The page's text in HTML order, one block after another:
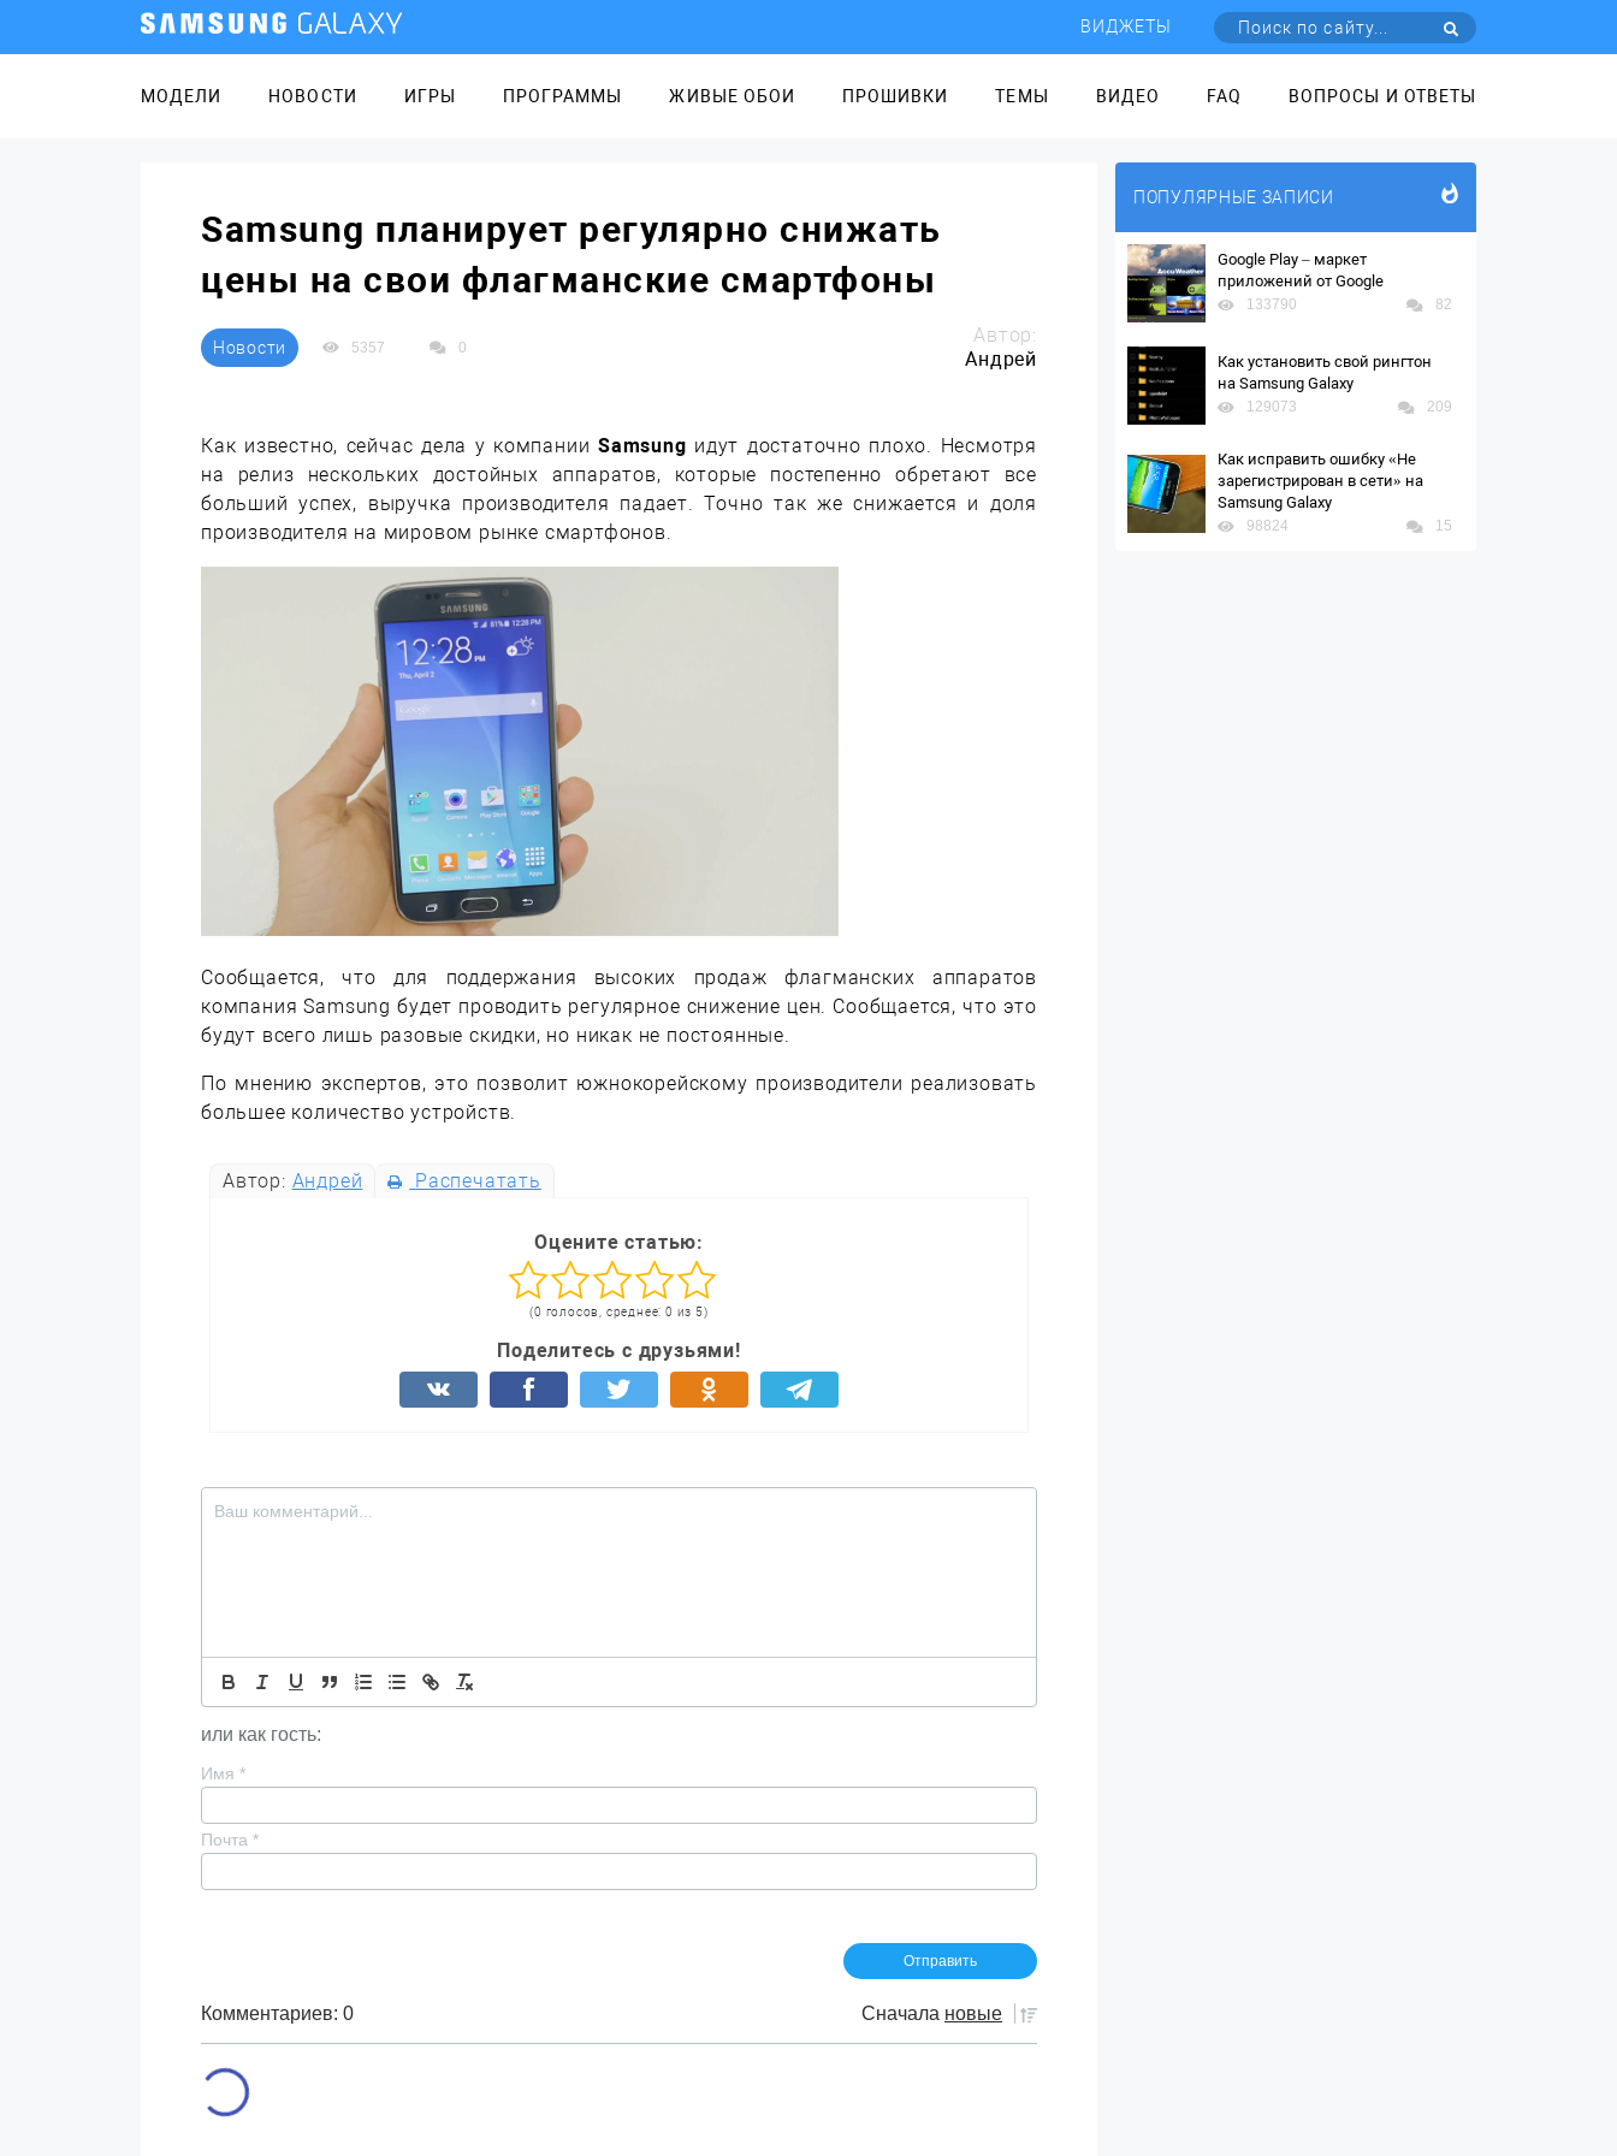
ВИДЖЕТЫ
МОДЕЛИ НОВОСТИ ИГРЫ ПРОГРАММЫ ЖИВЫЕ ОБОИ ПРОШИВКИ ТЕМЫ ВИДЕО FAQ ВОПРОСЫ И ОТВЕТЫ
Samsung планирует регулярно снижать
цены на свои флагманские смартфоны
Новости 5357 0
Автор:
Андрей
Как известно, сейчас дела у компании Samsung идут достаточно плохо. Несмотря
на релиз нескольких достойных аппаратов, которые постепенно обретают все
больший успех, выручка производителя падает. Точно так же снижается и доля
производителя на мировом рынке смартфонов.
Сообщается, что для поддержания высоких продаж флагманских аппаратов
компания Samsung будет проводить регулярное снижение цен. Сообщается, что это
будут всего лишь разовые скидки, но никак не постоянные.
По мнению экспертов, это позволит южнокорейскому производители реализовать
большее количество устройств.
Автор: Андрей Распечатать
Оцените статью:
(0 голосов, среднее: 0 из 5)
Поделитесь с друзьями!
или как гость:
Имя *
Почта *
Комментариев: 0 Сначала новые
ПОПУЛЯРНЫЕ ЗАПИСИ
Google Play – маркет
приложений от Google
133790 82
Как установить свой рингтон
на Samsung Galaxy
129073 209
Как исправить ошибку «Не
зарегистрирован в сети» на
Samsung Galaxy
98824 15